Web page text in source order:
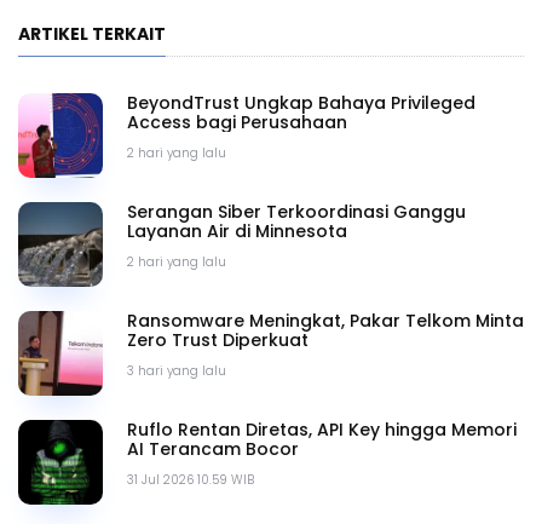
ARTIKEL TERKAIT
2 hari yang lalu
BeyondTrust Ungkap Bahaya Privileged
Access bagi Perusahaan
2 hari yang lalu
Serangan Siber Terkoordinasi Ganggu
Layanan Air di Minnesota
3 hari yang lalu
Ransomware Meningkat, Pakar Telkom Minta
Zero Trust Diperkuat
31 Jul 2026 10.59 WIB
Ruflo Rentan Diretas, API Key hingga Memori
AI Terancam Bocor